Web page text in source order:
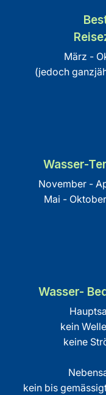
März -
(jedoch
Wasser-
November -
Mai -
Wasser-
kein
keine
kein bis